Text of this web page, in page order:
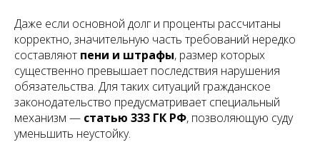
Даже если основной долг и проценты рассчитаны
корректно, значительную часть требований нередко
составляют пени и штрафы, размер которых
существенно превышает последствия нарушения
обязательства. Для таких ситуаций гражданское
законодательство предусматривает специальный
механизм — статью 333 ГК РФ, позволяющую суду
уменьшить неустойку.